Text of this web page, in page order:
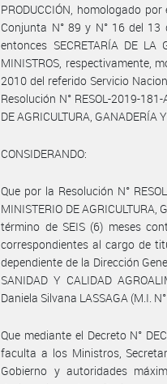
PRODUCCIÓN, homologado
Conjunta N° 89 y N° 16 del
entonces SECRETARÍA DE LA
MINISTROS, respectivamente,
2010 del referido Servicio
Resolución N° RESOL-2019-
DE AGRICULTURA, GANADERÍA
CONSIDERANDO:
Que por la Resolución N°
MINISTERIO DE
término de SEIS (6) meses
correspondientes al cargo de
dependiente de la Dirección
SANIDAD Y CALIDAD
Daniela Silvana LASSAGA (M.I.
Que mediante el Decreto N°
faculta a los Ministros,
Gobierno y autoridades